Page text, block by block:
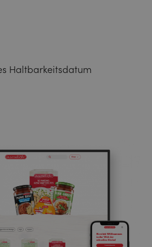
Haltbarkeitsdatum